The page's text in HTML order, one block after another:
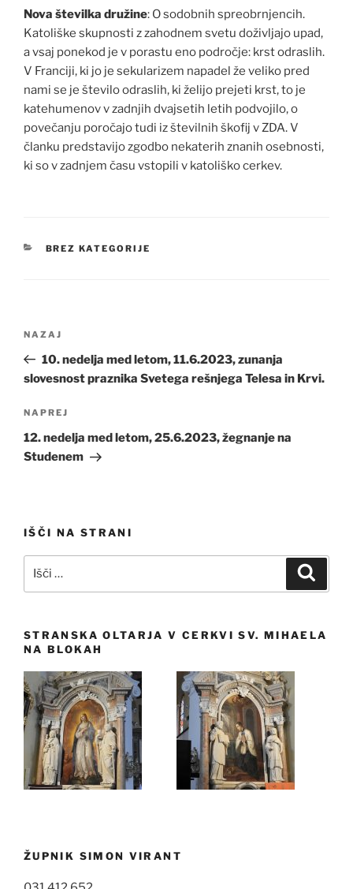
Nova številka družine: O sodobnih spreobrnjencih.
Katoliške skupnosti z zahodnem svetu doživljajo upad,
a vsaj ponekod je v porastu eno področje: krst odraslih.
V Franciji, ki jo je sekularizem napadel že veliko pred
nami se je število odraslih, ki želijo prejeti krst, to je
katehumenov v zadnjih dvajsetih letih podvojilo, o
povečanju poročajo tudi iz številnih škofij v ZDA. V
članku predstavijo zgodbo nekaterih znanih osebnosti,
ki so v zadnjem času vstopili v katoliško cerkev.
KATEGORIJE
BREZ KATEGORIJE
Prejšnji
prispevek
NAZAJ
10. nedelja med letom, 11.6.2023, zunanja
slovesnost praznika Svetega rešnjega Telesa in Krvi.
Naslednji
prispevek
NAPREJ
12. nedelja med letom, 25.6.2023, žegnanje na
Studenem
IŠČI NA STRANI
STRANSKA OLTARJA V CERKVI SV. MIHAELA
NA BLOKAH
ŽUPNIK SIMON VIRANT